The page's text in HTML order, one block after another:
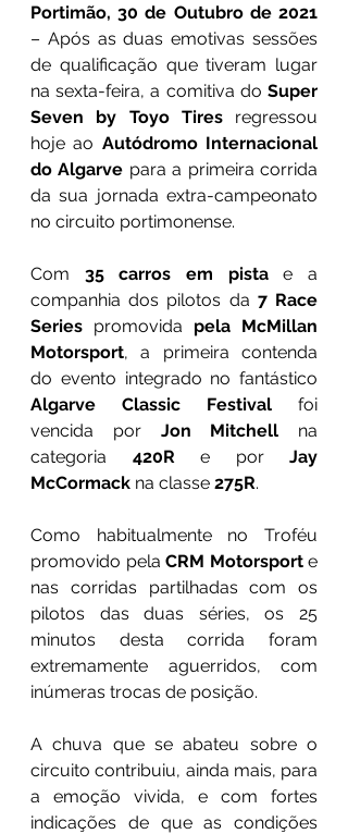
Portimão, 30 de Outubro de 2021
– Após as duas emotivas sessões
de qualificação que tiveram lugar
na sexta-feira, a comitiva do Super
Seven by Toyo Tires regressou
hoje ao Autódromo Internacional
do Algarve para a primeira corrida
da sua jornada extra-campeonato
no circuito portimonense.
Com 35 carros em pista e a
companhia dos pilotos da 7 Race
Series promovida pela McMillan
Motorsport, a primeira contenda
Algarve Classic Festival foi
vencida por Jon Mitchell na
categoria 420R e por Jay
McCormack na classe 275R.
Como habitualmente no Troféu
promovido pela CRM Motorsport e
nas corridas partilhadas com os
pilotos das duas séries, os 25
minutos desta corrida foram
extremamente aguerridos, com
inúmeras trocas de posição.
A chuva que se abateu sobre o
circuito contribuiu, ainda mais, para
a emoção vivida, e com fortes
indicações de que as condições